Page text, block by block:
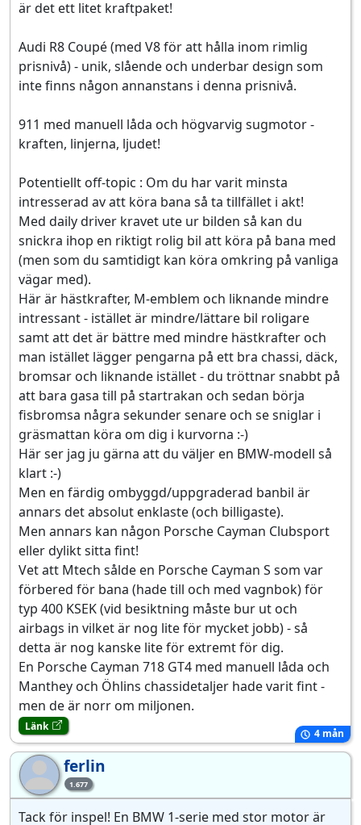
är det ett litet kraftpaket!
Audi R8 Coupé (med V8 för att hålla inom rimlig
prisnivå) - unik, slående och underbar design som
inte finns någon annanstans i denna prisnivå.
911 med manuell låda och högvarvig sugmotor -
kraften, linjerna, ljudet!
Potentiellt off-topic : Om du har varit minsta
intresserad av att köra bana så ta tillfället i akt!
Med daily driver kravet ute ur bilden så kan du
snickra ihop en riktigt rolig bil att köra på bana med
(men som du samtidigt kan köra omkring på vanliga
vägar med).
Här är hästkrafter, M-emblem och liknande mindre
intressant - istället är mindre/lättare bil roligare
samt att det är bättre med mindre hästkrafter och
man istället lägger pengarna på ett bra chassi, däck,
bromsar och liknande istället - du tröttnar snabbt på
att bara gasa till på startrakan och sedan börja
fisbromsa några sekunder senare och se sniglar i
gräsmattan köra om dig i kurvorna :-)
Här ser jag ju gärna att du väljer en BMW-modell så
klart :-)
Men en färdig ombyggd/uppgraderad banbil är
annars det absolut enklaste (och billigaste).
Men annars kan någon Porsche Cayman Clubsport
eller dylikt sitta fint!
Vet att Mtech sålde en Porsche Cayman S som var
förbered för bana (hade till och med vagnbok) för
typ 400 KSEK (vid besiktning måste bur ut och
airbags in vilket är nog lite för mycket jobb) - så
detta är nog kanske lite för extremt för dig.
En Porsche Cayman 718 GT4 med manuell låda och
Manthey och Öhlins chassidetaljer hade varit fint -
men de är norr om miljonen.
Länk
4 mån
fe 1.677
ferlin
Tack för inspel! En BMW 1-serie med stor motor är